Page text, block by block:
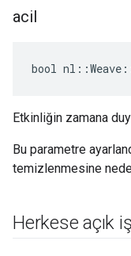
acil
bool
Etkinliğin zamana
Bu parametre
temizlenmesine
Herkese açık